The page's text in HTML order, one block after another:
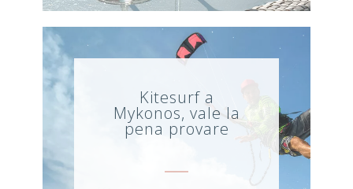
Kitesurf a
Mykonos, vale la
pena provare